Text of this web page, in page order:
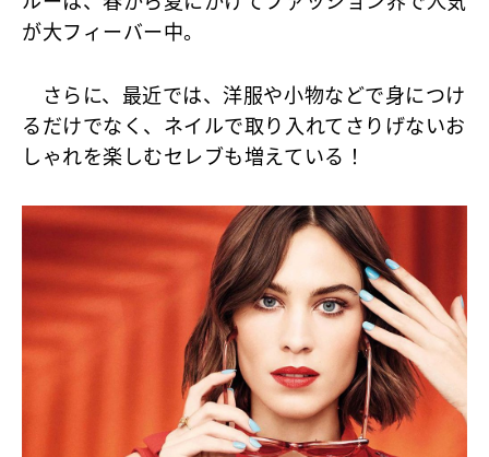
が大フィーバー中。
さらに、最近では、洋服や小物などで身につけ
るだけでなく、ネイルで取り入れてさりげないお
しゃれを楽しむセレブも増えている！